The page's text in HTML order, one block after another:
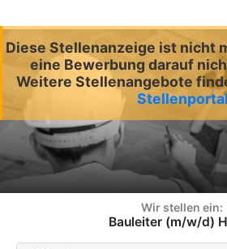
Diese Stellenanzeige ist nicht
eine Bewerbung darauf
Weitere Stellenangebote
Wir stellen ein:
Bauleiter (m/w/d)